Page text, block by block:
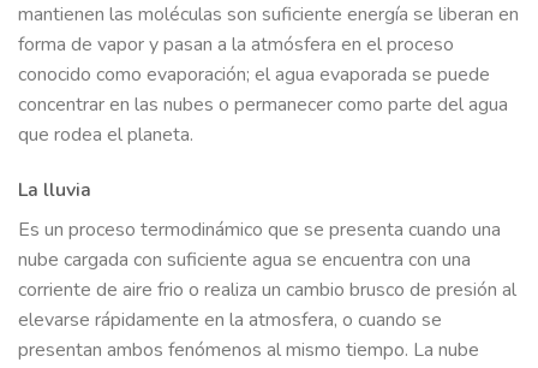
mantienen las moléculas son suficiente energía se liberan en
forma de vapor y pasan a la atmósfera en el proceso
conocido como evaporación; el agua evaporada se puede
concentrar en las nubes o permanecer como parte del agua
que rodea el planeta.
La lluvia
Es un proceso termodinámico que se presenta cuando una
nube cargada con suficiente agua se encuentra con una
corriente de aire frio o realiza un cambio brusco de presión al
elevarse rápidamente en la atmosfera, o cuando se
presentan ambos fenómenos al mismo tiempo. La nube